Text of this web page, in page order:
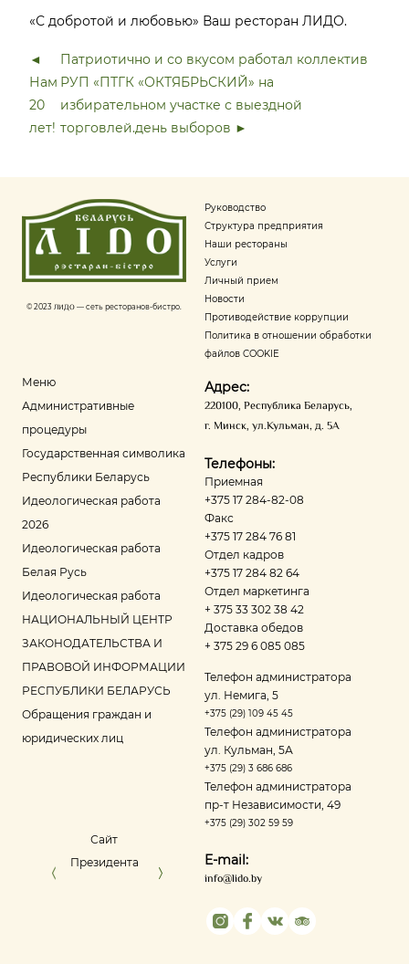
«С добротой и любовью» Ваш ресторан ЛИДО.
◄
Нам
20
лет!
Патриотично и со вкусом работал коллектив
РУП «ПТГК «ОКТЯБРЬСКИЙ» на
избирательном участке с выездной
торговлей.день выборов ►
© 2023 ЛИДО — сеть ресторанов-бистро.
Меню
Административные
процедуры
Государственная символика
Республики Беларусь
Идеологическая работа
2026
Идеологическая работа
Белая Русь
Идеологическая работа
НАЦИОНАЛЬНЫЙ ЦЕНТР
ЗАКОНОДАТЕЛЬСТВА И
ПРАВОВОЙ ИНФОРМАЦИИ
РЕСПУБЛИКИ БЕЛАРУСЬ
Обращения граждан и
юридических лиц
Сайт
Президента
Президента
Республики
Руководство
Структура предприятия
Наши рестораны
Услуги
Личный прием
Новости
Противодействие коррупции
Политика в отношении обработки
файлов COOKIE
Адрес:
220100 Республика Беларусь
г. Минск ул.Кульман, д. 5А
Телефоны:
Приемная
+375 17 284-82-08
Факс
+375 17 284 76 81
Отдел кадров
+375 17 284 82 64
Отдел маркетинга
+ 375 33 302 38 42
Доставка обедов
+ 375 29 6 085 085
Телефон администратора
ул. Немига, 5
+375 (29) 109 45 45
Телефон администратора
ул. Кульман, 5А
+375 (29) 3 686 686
Телефон администратора
пр‑т Независимости, 49
+375 (29) 302 59 59
E-mail:
info@lido.by